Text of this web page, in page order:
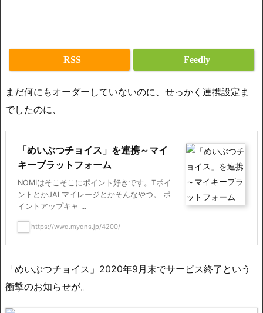
RSS Feedly
まだ何にもオーダーしていないのに、せっかく連携設定ま
でしたのに、
「めいぶつチョイス」を連携～マイ
キープラットフォーム
NOMIはそこそこにポイント好きです。Tポイ
ントとかJALマイレージとかそんなやつ。 ポ
イントアップキャ ...
https://wwq.mydns.jp/4200/
「めいぶつチョイス」2020年9月末でサービス終了という
衝撃のお知らせが。